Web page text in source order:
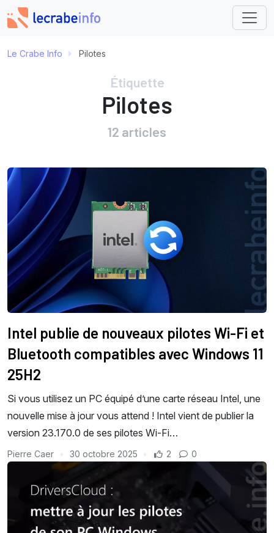
Le Crabe Info Pilotes
Étiquette
Pilotes
12 articles
Intel publie de nouveaux pilotes Wi-Fi et
Bluetooth compatibles avec Windows 11
25H2
Si vous utilisez un PC équipé d’une carte réseau Intel, une
nouvelle mise à jour vous attend ! Intel vient de publier la
version 23.170.0 de ses pilotes Wi-Fi…
Pierre Caer 30 octobre 2025 2 0